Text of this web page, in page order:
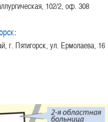
102/2, оф. 308
г. Пятигорск, ул. Ермолаева, 16